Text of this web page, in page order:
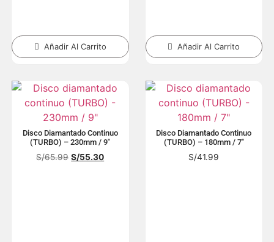
Añadir Al Carrito Añadir Al Carrito
Disco Diamantado Continuo
(TURBO) – 230mm / 9″
S/65.99 S/55.30
Disco Diamantado Continuo
(TURBO) – 180mm / 7″
S/41.99